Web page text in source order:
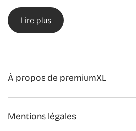
Lire plus
À propos de premiumXL
Formulaire de contact partenariats
Mentions légales